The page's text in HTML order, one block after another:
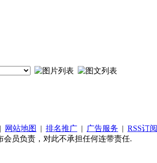
| 网站地图 | 排名推广 | 广告服务 | RSS订阅
员负责，对此不承担任何连带责任.